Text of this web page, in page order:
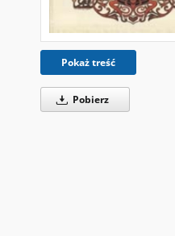
Pokaż treść
Pobierz